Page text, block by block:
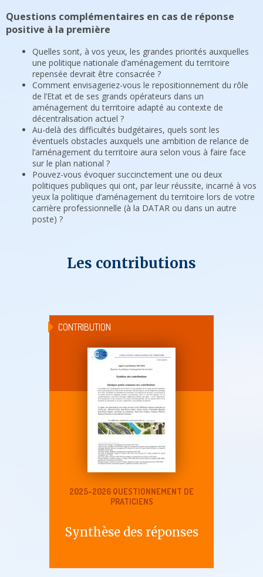
Questions complémentaires en cas de réponse
positive à la première
Quelles sont, à vos yeux, les grandes priorités auxquelles
une politique nationale d’aménagement du territoire
repensée devrait être consacrée ?
Comment envisageriez-vous le repositionnement du rôle
de l’Etat et de ses grands opérateurs dans un
aménagement du territoire adapté au contexte de
décentralisation actuel ?
Au-delà des difficultés budgétaires, quels sont les
éventuels obstacles auxquels une ambition de relance de
l’aménagement du territoire aura selon vous à faire face
sur le plan national ?
Pouvez-vous évoquer succinctement une ou deux
politiques publiques qui ont, par leur réussite, incarné à vos
yeux la politique d’aménagement du territoire lors de votre
carrière professionnelle (à la DATAR ou dans un autre
poste) ?
Les contributions
CONTRIBUTION
2025-2026 QUESTIONNEMENT DE
PRATICIENS
Synthèse des réponses